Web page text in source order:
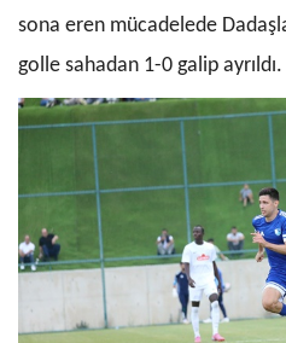
sona eren mücadelede
golle sahadan 1-0 galip ayrıldı.